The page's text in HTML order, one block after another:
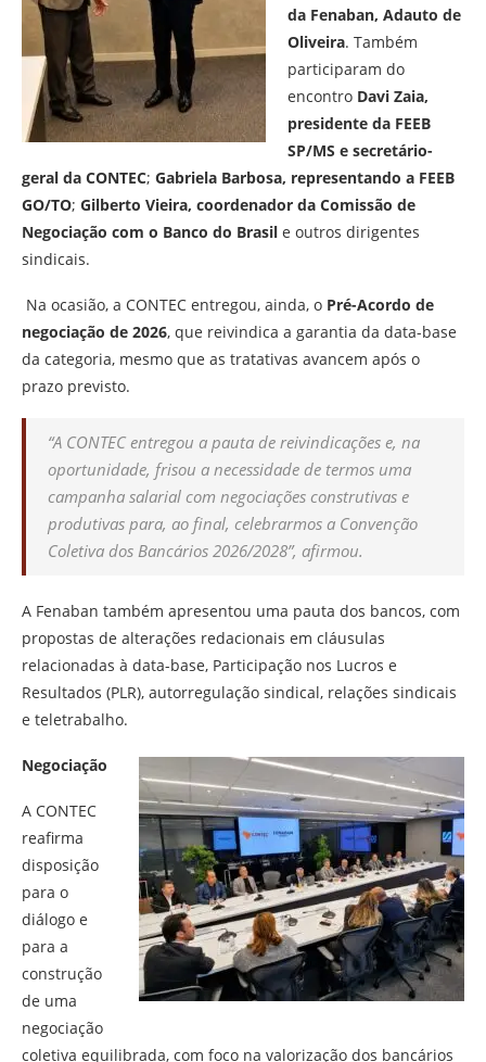
da Fenaban, Adauto de
Oliveira. Também
participaram do
encontro Davi Zaia,
presidente da FEEB
SP/MS e secretário-
geral da CONTEC; Gabriela Barbosa, representando a FEEB
GO/TO; Gilberto Vieira, coordenador da Comissão de
Negociação com o Banco do Brasil e outros dirigentes
sindicais.
Na ocasião, a CONTEC entregou, ainda, o Pré-Acordo de
negociação de 2026, que reivindica a garantia da data-base
da categoria, mesmo que as tratativas avancem após o
prazo previsto.
“A CONTEC entregou a pauta de reivindicações e, na
oportunidade, frisou a necessidade de termos uma
campanha salarial com negociações construtivas e
produtivas para, ao final, celebrarmos a Convenção
Coletiva dos Bancários 2026/2028”, afirmou.
A Fenaban também apresentou uma pauta dos bancos, com
propostas de alterações redacionais em cláusulas
relacionadas à data-base, Participação nos Lucros e
Resultados (PLR), autorregulação sindical, relações sindicais
e teletrabalho.
Negociação
A CONTEC
reafirma
disposição
para o
diálogo e
para a
construção
de uma
negociação
coletiva equilibrada, com foco na valorização dos bancários